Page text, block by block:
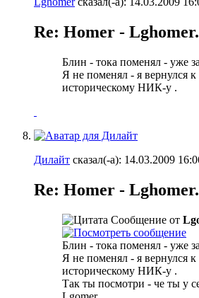
Re: Homer - Lghomer.
Блин - тока поменял - уже
Я не поменял - я вернулся к
историческому НИК-у .
Дилайт сказал(-а): 14.03.2009
Re: Homer - Lghomer.
Сообщение от
Блин - тока поменял - уже
Я не поменял - я вернулся к
историческому НИК-у .
Так ты посмотри - че ты у